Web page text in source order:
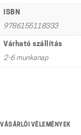
ISBN
9786155118333
Várható szállítás
2-6 munkanap
VÁSÁRLÓI VÉLEMÉNYEK